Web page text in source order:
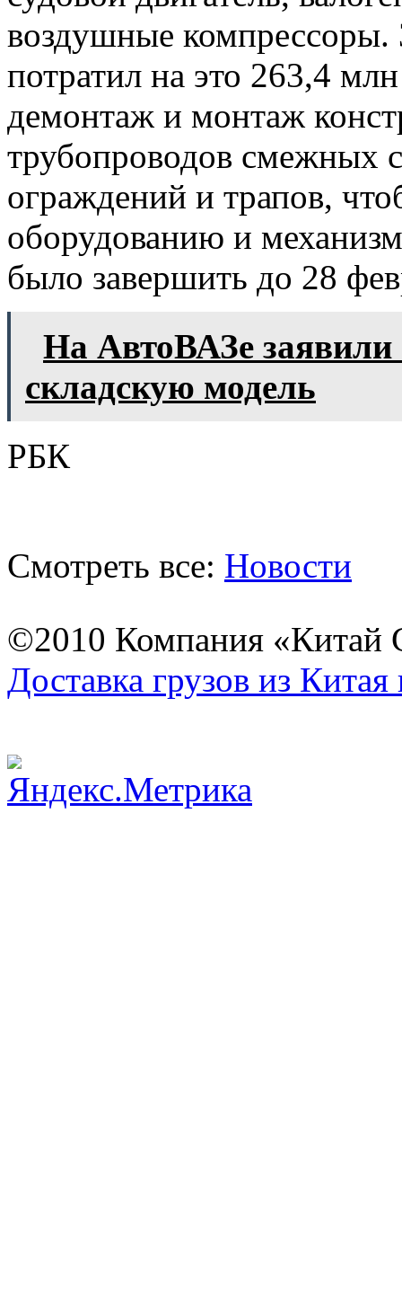
воздушные
потратил на это 263,4
демонтаж и монтаж
трубопроводов смежных
ограждений и трапов,
оборудованию и
было завершить до 28
На АвтоВАЗе заявили
складскую модель
РБК
Смотреть все: Новости
©2010 Компания «Китай
Доставка грузов из